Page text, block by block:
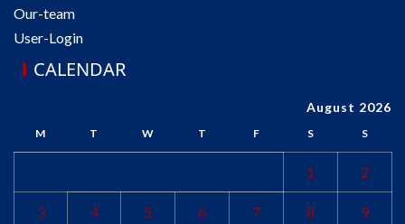
Our-team
User-Login
CALENDAR
August 2026
M T W T F S S
1 2
3 4 5 6 7 8 9